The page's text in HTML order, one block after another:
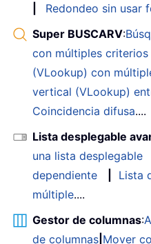
Redondeo sin usar
Super BUSCARV:
con múltiples criterios
(VLookup) con
vertical (VLookup)
Coincidencia difusa....
Lista desplegable
una lista desplegable
dependiente
Lista
múltiple....
Gestor de columnas:
de columnas Mover